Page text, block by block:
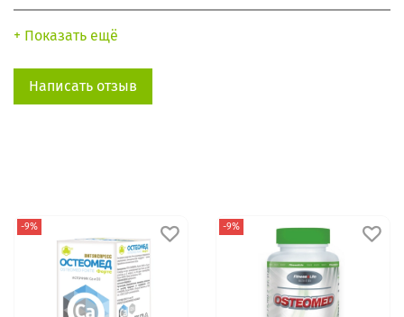
+ Показать ещё
Написать отзыв
-9% -9%